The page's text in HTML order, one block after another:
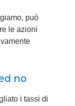
può
le azioni
no
i tassi di